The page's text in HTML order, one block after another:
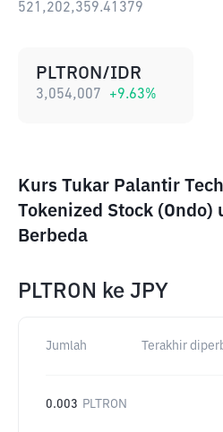
521,202,359.41379
PLTRON/IDR
3,054,007 +9.63%
Kurs Tukar Palantir
Tokenized Stock
Berbeda
PLTRON ke JPY
Jumlah Terakhir
0.003 PLTRON